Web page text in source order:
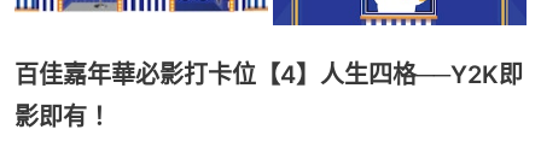
百佳嘉年華必影打卡位【4】人生四格──Y2K即
影即有！